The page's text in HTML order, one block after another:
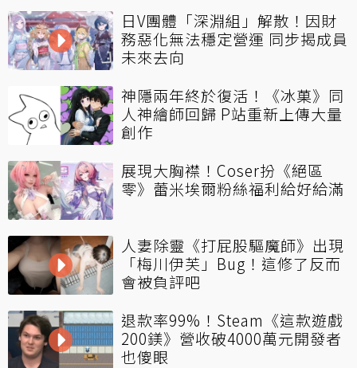
日V團體「深淵組」解散！因財
務惡化無法穩定營運 同步揭成員
未來去向
神隱兩年終於復活！《冰菓》同
人神繪師回歸 P站重新上傳大量
創作
展現大胸襟！Coser扮《絕區
零》蕾米埃爾粉絲福利給好給滿
人妻除靈《打屁股驅魔師》出現
「梅川伊芙」Bug！這修了反而
會被負評吧
退款率99%！Steam《這款遊戲
200鎂》營收破4000萬元開發者
也傻眼